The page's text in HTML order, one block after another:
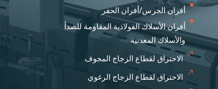
أفران الجرس/أفران الحفر
أفران الأسلاك الفولاذية المقاومة للصدأ
والأسلاك المعدنية
الاحتراق لقطاع الزجاج المجوف
الاحتراق لقطاع الزجاج الرغوي